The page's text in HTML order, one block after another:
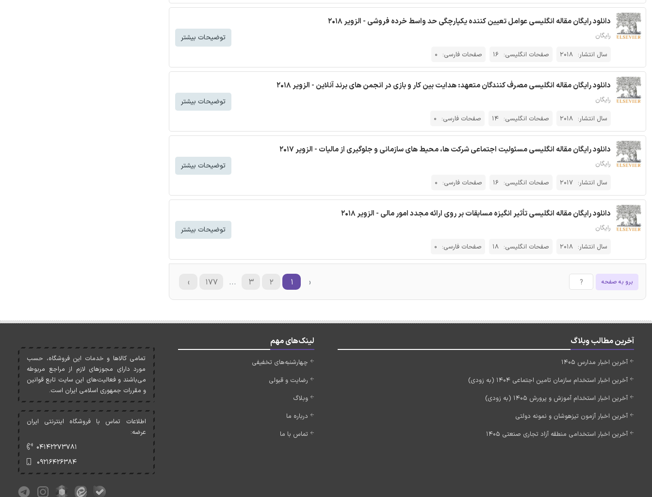
دانلود رایگان مقاله انگلیسی عوامل تعیین کننده یکپارچگی حد واسط خرده فروشی - الزویر 2018
رایگان
سال انتشار: 2018 صفحات انگلیسی: 16 صفحات فارسی: 0
توضیحات بیشتر
دانلود رایگان مقاله انگلیسی مصرف کنندگان متعهد: هدایت بین کار و بازی در انجمن های برند آنلاین - الزویر 2018
رایگان
سال انتشار: 2018 صفحات انگلیسی: 14 صفحات فارسی: 0
توضیحات بیشتر
دانلود رایگان مقاله انگلیسی مسئولیت اجتماعی شرکت ها، محیط های سازمانی و جلوگیری از مالیات - الزویر 2017
رایگان
سال انتشار: 2017 صفحات انگلیسی: 16 صفحات فارسی: 0
توضیحات بیشتر
دانلود رایگان مقاله انگلیسی تأثیر انگیزه مسابقات بر روی ارائه مجدد امور مالی - الزویر 2018
رایگان
سال انتشار: 2018 صفحات انگلیسی: 18 صفحات فارسی: 0
توضیحات بیشتر
برو به صفحه ‹ ۱ ۲ ۳ ... ۱۷۷ ›
آخرین مطالب وبلاگ
آخرین اخبار مدارس 1405
آخرین اخبار استخدام سازمان تامین اجتماعی 1404 (به زودی)
آخرین اخبار استخدام آموزش و پرورش 1405 (به زودی)
آخرین اخبار آزمون تیزهوشان و نمونه دولتی
آخرین اخبار استخدامی منطقه آزاد تجاری صنعتی 1405
لینک‌های مهم
چهارشنبه‌های تخفیفی
رضایت و قبولی
وبلاگ
درباره ما
تماس با ما
تمامی کالاها و خدمات اين فروشگاه، حسب
مورد دارای مجوزهای لازم از مراجع مربوطه
می‌باشند و فعاليت‌های اين سايت تابع قوانين
و مقررات جمهوری اسلامی ايران است.
اطلاعات تماس با فروشگاه اینترنتی ایران
عرضه:
۰۴۱۴۲۲۷۳۷۸۱
۰۹۲۱۶۴۲۶۳۸۴